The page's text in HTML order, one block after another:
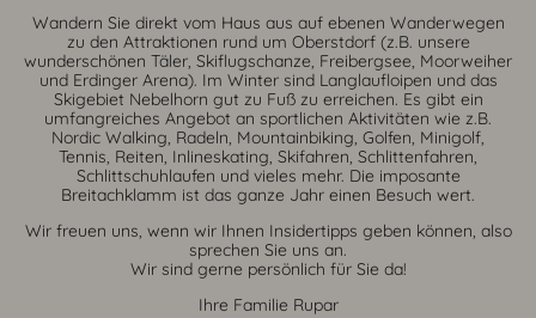
Wandern Sie direkt vom Haus aus auf ebenen Wanderwegen
zu den Attraktionen rund um Oberstdorf (z.B. unsere
wunderschönen Täler, Skiflugschanze, Freibergsee, Moorweiher
und Erdinger Arena). Im Winter sind Langlaufloipen und das
Skigebiet Nebelhorn gut zu Fuß zu erreichen. Es gibt ein
umfangreiches Angebot an sportlichen Aktivitäten wie z.B.
Nordic Walking, Radeln, Mountainbiking, Golfen, Minigolf,
Tennis, Reiten, Inlineskating, Skifahren, Schlittenfahren,
Schlittschuhlaufen und vieles mehr. Die imposante
Breitachklamm ist das ganze Jahr einen Besuch wert.
Wir freuen uns, wenn wir Ihnen Insidertipps geben können, also
sprechen Sie uns an.
Wir sind gerne persönlich für Sie da!
Ihre Familie Rupar